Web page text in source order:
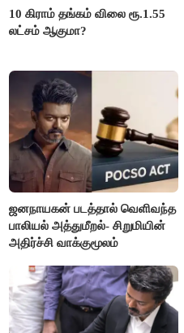
10 கிராம் தங்கம் விலை ரூ.1.55
லட்சம் ஆகுமா?
ஜனநாயகன் படத்தால் வெளிவந்த
பாலியல் அத்துமீறல்- சிறுமியின்
அதிர்ச்சி வாக்குமூலம்